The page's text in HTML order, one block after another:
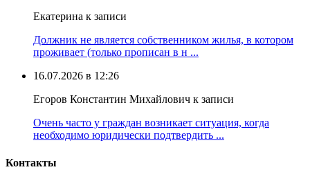
Екатерина к записи
Должник не является собственником жилья, в котором
проживает (только прописан в н ...
16.07.2026 в 12:26
Егоров Константин Михайлович к записи
Очень часто у граждан возникает ситуация, когда
необходимо юридически подтвердить ...
Контакты